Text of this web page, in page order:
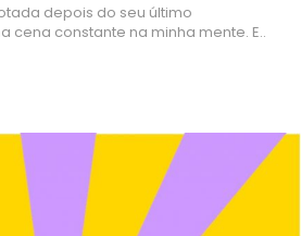
depois do seu último
cena constante na minha mente. E..